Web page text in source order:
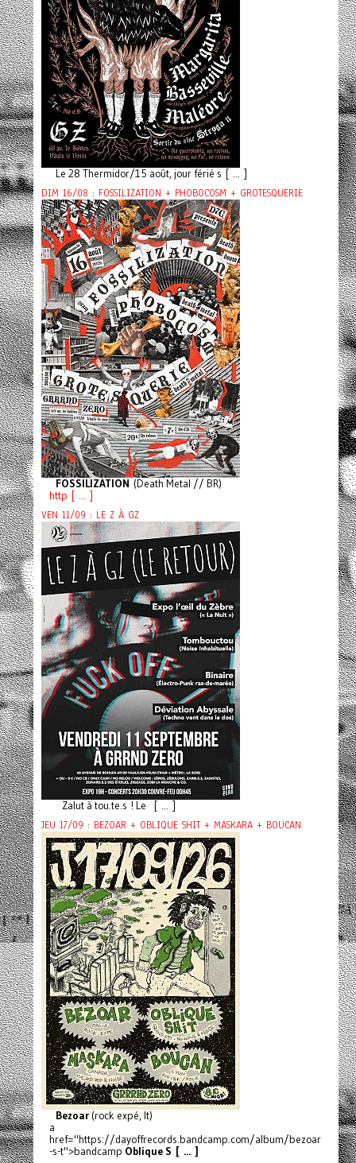
Le 28 Thermidor/15 août, jour férié s [ ... ]
DIM 16/08 : FOSSILIZATION + PHOBOCOSM + GROTESQUERIE
FOSSILIZATION (Death Metal // BR)
http [ ... ]
VEN 11/09 : LE Z À GZ
Zalut à tou.te.s ! Le [ ... ]
JEU 17/09 : BEZOAR + OBLIQUE SHIT + MASKARA + BOUCAN
Bezoar(rock expé, It)
a
href="https://dayoffrecords.bandcamp.com/album/bezoar
-s-t">bandcamp Oblique S [ ... ]